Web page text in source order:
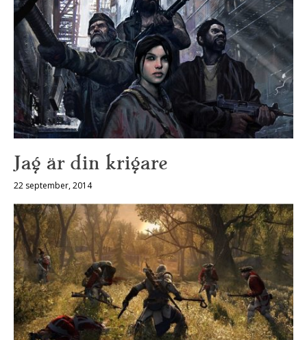
Jag är din krigare
22 september, 2014